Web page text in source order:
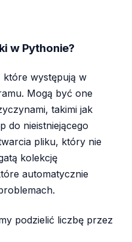
w Pythonie?
które występują w
Mogą być one
takimi jak
do nieistniejącego
pliku, który nie
kolekcję
automatycznie
podzielić liczbę przez